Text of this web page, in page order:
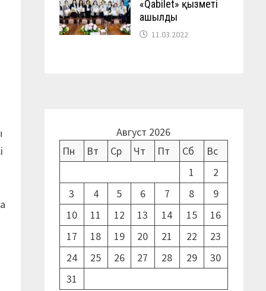
«Qabilet» қызметі
ашылды
11.03.2022
Август 2026
Пн
Вт Ср Чт Пт Сб
Вс
1
2
3
4 5 6 7 8
9
10
11 12 13 14 15
16
17
18 19 20 21 22
23
24
25 26 27 28 29
30
31